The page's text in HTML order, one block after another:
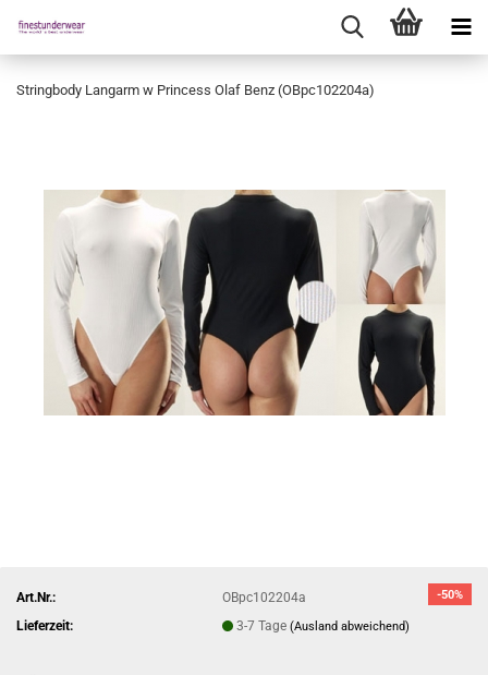
Stringbody Langarm w Princess Olaf Benz (OBpc102204a)
-50%
Art.Nr.:
OBpc102204a
Lieferzeit:
3-7 Tage(Ausland abweichend)